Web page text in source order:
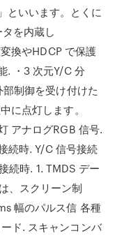
といいます。とくに
を内蔵し
換やHDCP で保護
. ・3 次元Y/C 分
制御を受け付けた
に点灯します。
アナログRGB 信号.
続時. Y/C 信号接続
続時. 1. TMDS デー
、スクリーン制
幅のパルス信 各種
ド. スキャンコンバ